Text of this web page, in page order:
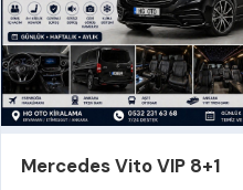
Mercedes Vito VIP 8+1